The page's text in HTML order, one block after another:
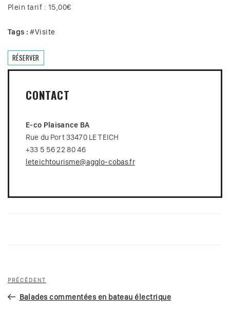
Plein tarif : 15,00€
Tags : #Visite
RÉSERVER
CONTACT
E-co Plaisance BA
Rue du Port 33470 LE TEICH
+33 5 56 22 80 46
leteichtourisme@agglo-cobas.fr
Navigation
l’article
Article
précédent
PRÉCÉDENT
Balades commentées en bateau électrique